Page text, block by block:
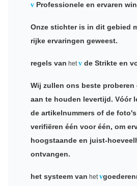
v Professionele en ervaren
Onze stichter is in dit gebied
rijke ervaringen geweest.
regels van hetv de Strikte en
Wij zullen ons beste
aan te houden levertijd. Vóór
de artikelnummers of de
verifiëren één voor één, om
hoogstaande en juist-
ontvangen.
het systeem van hetv